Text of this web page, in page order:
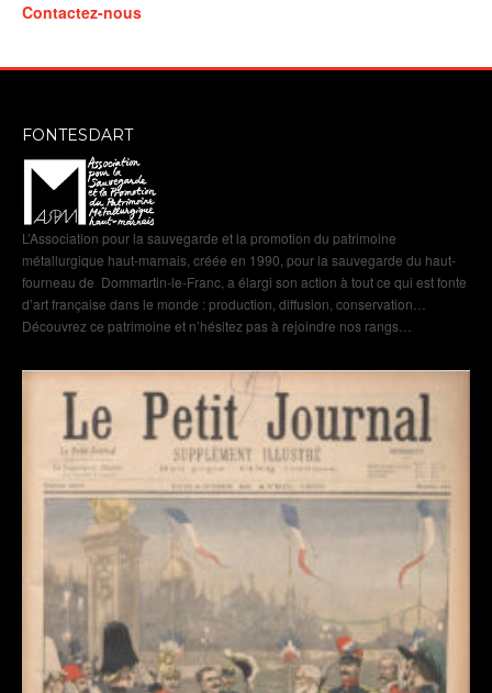
Contactez-nous
FONTESDART
L’Association pour la sauvegarde et la promotion du patrimoine
métallurgique haut-marnais, créée en 1990, pour la sauvegarde du haut-
fourneau de Dommartin-le-Franc, a élargi son action à tout ce qui est fonte
d’art française dans le monde : production, diffusion, conservation…
Découvrez ce patrimoine et n’hésitez pas à rejoindre nos rangs…